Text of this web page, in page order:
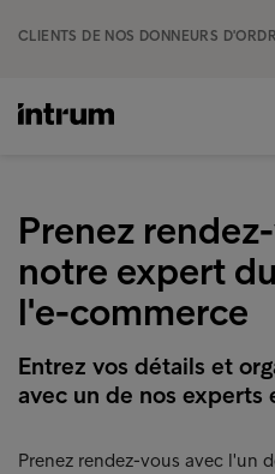
CLIENTS DE NOS DONNEURS
Prenez
notre expert
l'e-commerce
Entrez vos détails et
avec un de nos experts
Prenez rendez-vous avec l'un